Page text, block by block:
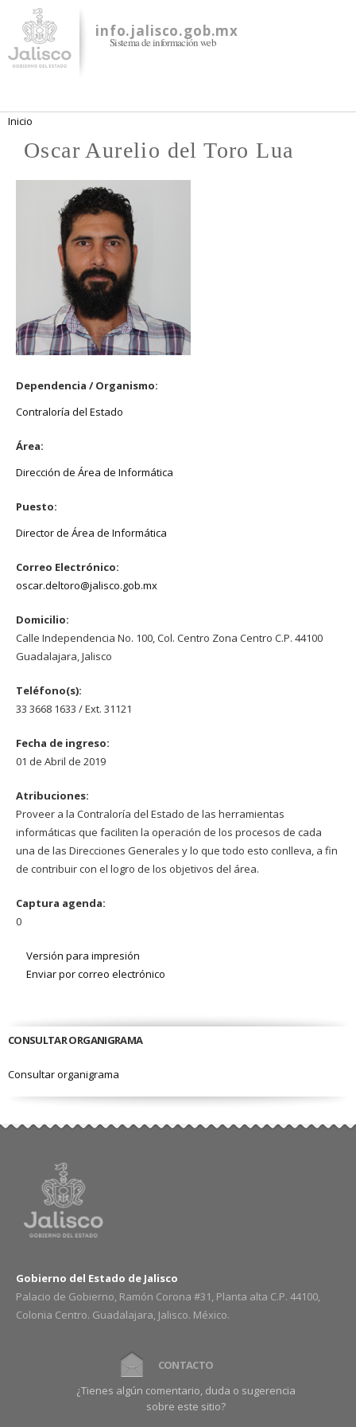
contenido
principal
info.jalisco.gob.mx
Sistema de información web
Se encuentra usted aquí
Inicio
Oscar Aurelio del Toro Lua
Dependencia / Organismo:
Contraloría del Estado
Área:
Dirección de Área de Informática
Puesto:
Director de Área de Informática
Correo Electrónico:
oscar.deltoro@jalisco.gob.mx
Domicilio:
Calle Independencia No. 100, Col. Centro Zona Centro C.P. 44100
Guadalajara, Jalisco
Teléfono(s):
33 3668 1633 / Ext. 31121
Fecha de ingreso:
01 de Abril de 2019
Atribuciones:
Proveer a la Contraloría del Estado de las herramientas
informáticas que faciliten la operación de los procesos de cada
una de las Direcciones Generales y lo que todo esto conlleva, a fin
de contribuir con el logro de los objetivos del área.
Captura agenda:
0
Versión para impresión
Enviar por correo electrónico
CONSULTAR ORGANIGRAMA
Consultar organigrama
Gobierno del Estado de Jalisco
Palacio de Gobierno, Ramón Corona #31, Planta alta C.P. 44100,
Colonia Centro. Guadalajara, Jalisco. México.
CONTACTO
¿Tienes algún comentario, duda o sugerencia
sobre este sitio?